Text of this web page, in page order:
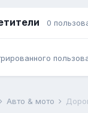
0
Авто & мото